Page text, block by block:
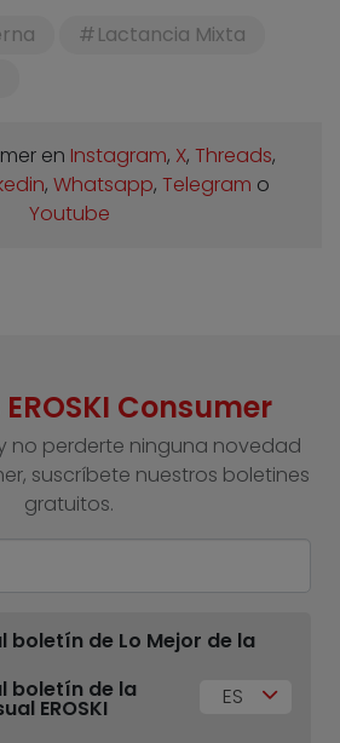
Lactancia Mixta
en Instagram, X, Threads,
, Whatsapp, Telegram o
Youtube
Consumer
no perderte ninguna novedad
suscríbete nuestros boletines
gratuitos.
boletín de Lo Mejor de la
boletín de la
EROSKI ES